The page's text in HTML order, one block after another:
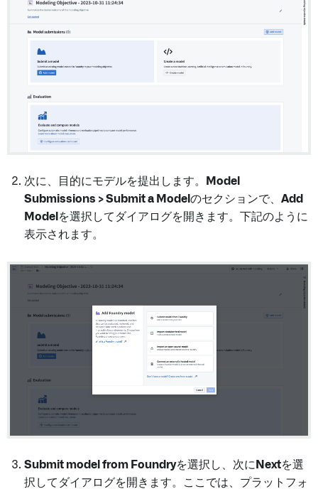
次に、目的にモデルを提出します。
Model
Submissions > Submit a Model のセクションで、 Add
Model を選択してダイアログを開きます。下記のように
表示されます。
Submit model from Foundryを選択し、次に Nextを選
択してダイアログを開きます。ここでは、プラットフォ